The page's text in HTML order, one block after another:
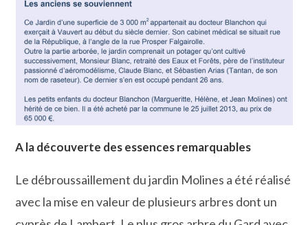
A la découverte des essences remarquables
Le débroussaillement du jardin Molines a été réalisé
avec la mise en valeur de plusieurs arbres dont un